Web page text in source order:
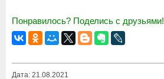
Понравилось? Поделись с друзьями!
Дата: 21.08.2021